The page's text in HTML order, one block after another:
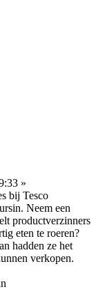
»
bij Tesco
Neem een
productverzinners
eten te roeren?
hadden ze het
verkopen.